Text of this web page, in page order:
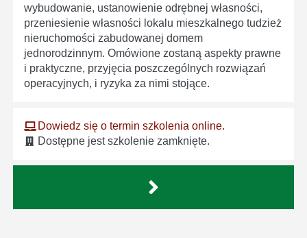
wybudowanie, ustanowienie odrębnej własności,
przeniesienie własności lokalu mieszkalnego tudzież
nieruchomości zabudowanej domem
jednorodzinnym. Omówione zostaną aspekty prawne
i praktyczne, przyjęcia poszczególnych rozwiązań
operacyjnych, i ryzyka za nimi stojące.
Dowiedz się o termin szkolenia online.
Dostępne jest szkolenie zamknięte.